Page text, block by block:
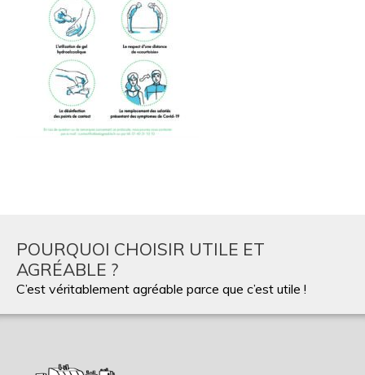
POURQUOI CHOISIR UTILE ET
AGRÉABLE ?
C’est véritablement agréable parce que c’est utile !